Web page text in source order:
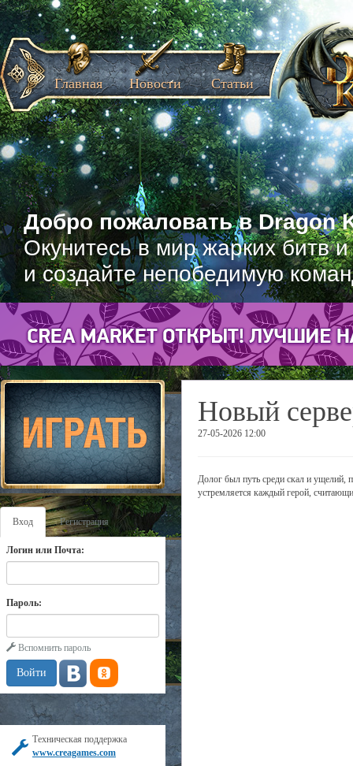
Добро пожаловать в Dragon
Окунитесь в мир жарких битв
и создайте непобедимую
Главная Новости Статьи
Вход Регистрация
Логин или Почта:
Пароль:
Вспомнить пароль
Техническая поддержка
www.creagames.com
Новый
27-05-2026 12:00
Долог был путь среди скал и ущелий,
устремляется каждый герой,